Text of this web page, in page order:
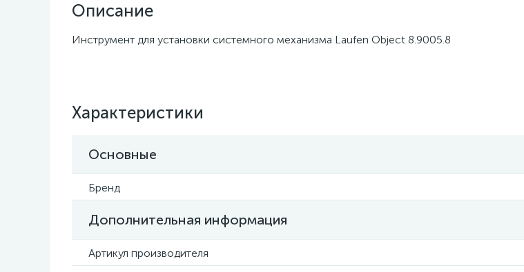
Описание
Инструмент для установки системного механизма Laufen Object 8.9005.8
Характеристики
Основные
Бренд
Дополнительная информация
Артикул производителя